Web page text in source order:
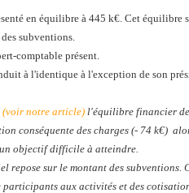
en équilibre à 445 k€. Cet
subventions.
comptable présent.
à l'identique à l'exception de son
(voir notre article) l'équilibre financier
conséquente des charges (- 74 k€)
objectif difficile à atteindre.
repose sur le montant des
participants aux activités et des